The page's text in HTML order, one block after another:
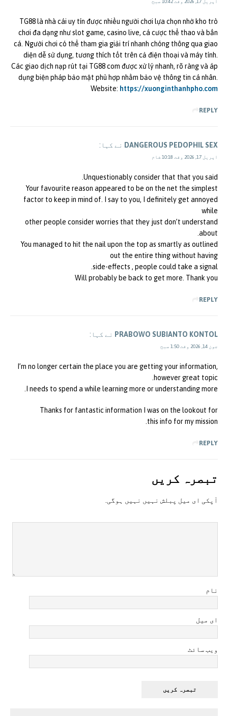
TG88 là nhà cái uy tín được nhiều người chơi lựa chọn nhờ kho trò
chơi đa dạng như slot game, casino live, cá cược thể thao và bắn
cá. Người chơi có thể tham gia giải trí nhanh chóng thông qua giao
diện dễ sử dụng, tương thích tốt trên cả điện thoại và máy tính.
Các giao dịch nạp rút tại TG88 com được xử lý nhanh, rõ ràng và áp
dụng biện pháp bảo mật phù hợp nhằm bảo vệ thông tin cá nhân.
Website: https://xuonginthanhpho.com
REPLY
DANGEROUS PEDOPHIL SEX نے کہا:
اپریل 17, 2026 وقت 10:18 شام
Unquestionably consider that that you said.
Your favourite reason appeared to be on the net the simplest
factor to keep in mind of. I say to you, I definitely get annoyed
while
other people consider worries that they just don’t understand
about.
You managed to hit the nail upon the top as smartly as outlined
out the entire thing without having
side-effects , people could take a signal.
Will probably be back to get more. Thank you
REPLY
PRABOWO SUBIANTO KONTOL نے کہا:
جون 14, 2026 وقت 1:50 صبح
I’m no longer certain the place you are getting your information,
however great topic.
I needs to spend a while learning more or understanding more.
Thanks for fantastic information I was on the lookout for
this info for my mission.
REPLY
تبصرہ کريں
آپکی ای ميل پبلش نہيں نہيں ہوگی.
نام
ای میل
ویب سائٹ